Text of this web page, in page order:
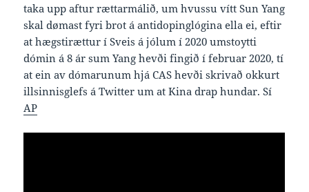
taka upp aftur rættarmálið, um hvussu vítt Sun Yang
skal dømast fyri brot á antidopinglógina ella ei, eftir
at hægstirættur í Sveis á jólum í 2020 umstoytti
dómin á 8 ár sum Yang hevði fingið í februar 2020, tí
at ein av dómarunum hjá CAS hevði skrivað okkurt
illsinnisglefs á Twitter um at Kina drap hundar. Sí
AP